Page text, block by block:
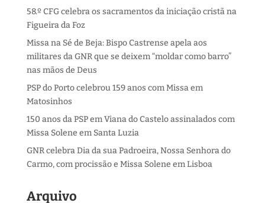
58.º CFG celebra os sacramentos da iniciação cristã na
Figueira da Foz
Missa na Sé de Beja: Bispo Castrense apela aos
militares da GNR que se deixem “moldar como barro”
nas mãos de Deus
PSP do Porto celebrou 159 anos com Missa em
Matosinhos
150 anos da PSP em Viana do Castelo assinalados com
Missa Solene em Santa Luzia
GNR celebra Dia da sua Padroeira, Nossa Senhora do
Carmo, com procissão e Missa Solene em Lisboa
Arquivo